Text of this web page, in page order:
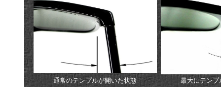
通常のテンプルが開いた状態 最大にテンプ